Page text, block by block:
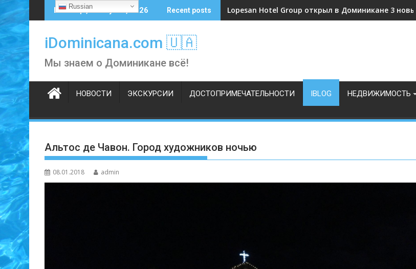
Skip
to
Пятница, 7 августа, 2026 Recent posts Доминикана делает ставку на спортивный туризм
iDominicana.com 🇺🇦
Мы знаем о Доминикане всё!
НОВОСТИ ЭКСКУРСИИ ДОСТОПРИМЕЧАТЕЛЬНОСТИ IBLOG НЕДВИЖИМОСТЬ
Альтос де Чавон. Город художников ночью
08.01.2018 admin
Russian